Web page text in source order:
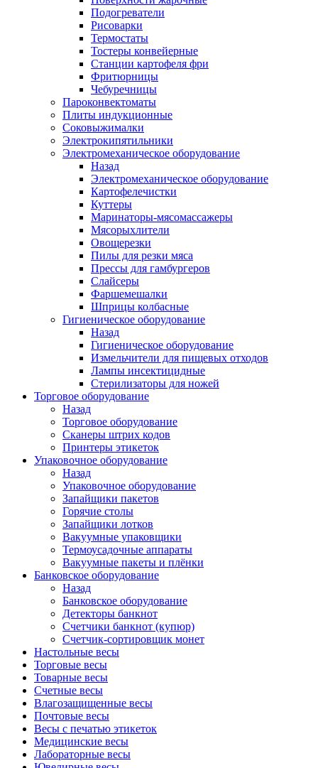
Подогреватели
Рисоварки
Термостаты
Тостеры конвейерные
Станции картофеля фри
Фритюрницы
Чебуречницы
Пароконвектоматы
Плиты индукционные
Соковыжималки
Электрокипятильники
Электромеханическое оборудование
Назад
Электромеханическое оборудование
Картофелечистки
Куттеры
Маринаторы-мясомассажеры
Мясорыхлители
Овощерезки
Пилы для резки мяса
Прессы для гамбургеров
Слайсеры
Фаршемешалки
Шприцы колбасные
Гигиеническое оборудование
Назад
Гигиеническое оборудование
Измельчители для пищевых отходов
Лампы инсектицидные
Стерилизаторы для ножей
Торговое оборудование
Назад
Торговое оборудование
Сканеры штрих кодов
Принтеры этикеток
Упаковочное оборудование
Назад
Упаковочное оборудование
Запайщики пакетов
Горячие столы
Запайщики лотков
Вакуумные упаковщики
Термоусадочные аппараты
Вакуумные пакеты и плёнки
Банковское оборудование
Назад
Банковское оборудование
Детекторы банкнот
Cчетчики банкнот (купюр)
Счетчик-сортировщик монет
Настольные весы
Торговые весы
Товарные весы
Счетные весы
Влагозащищенные весы
Почтовые весы
Весы с печатью этикеток
Медицинские весы
Лабораторные весы